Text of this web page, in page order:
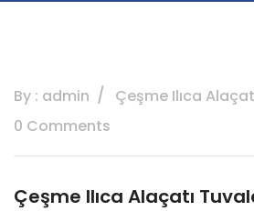
By : admin
Çeşme Ilıca
0 Comments
Çeşme Ilıca Alaçatı